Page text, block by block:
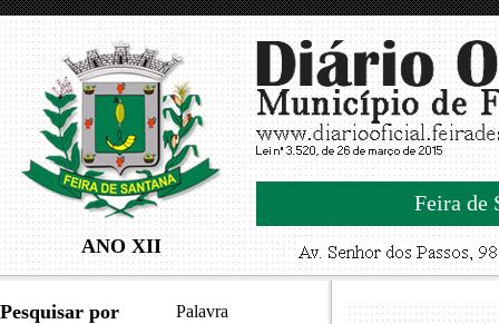
ANO XII
Feira de
Pesquisar por Palavra